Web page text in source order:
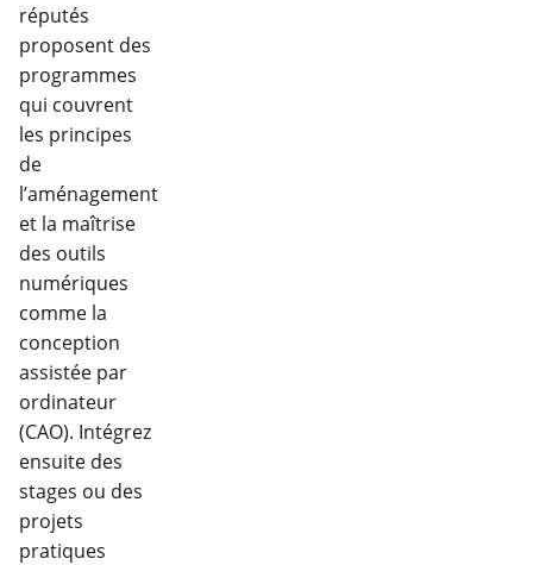
réputés
proposent des
programmes
qui couvrent
les principes
de
l’aménagement
et la maîtrise
des outils
numériques
comme la
conception
assistée par
ordinateur
(CAO). Intégrez
ensuite des
stages ou des
projets
pratiques